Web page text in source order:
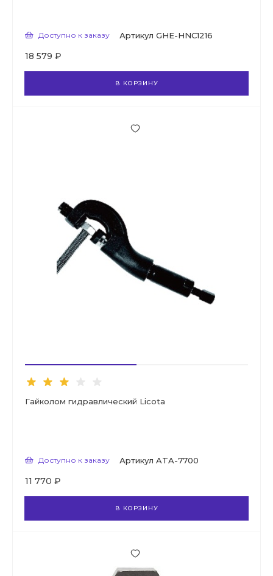
Доступно к заказу Артикул GHE-HNC1216
18 579 ₽
В КОРЗИНУ
Гайколом гидравлический Licota
Доступно к заказу Артикул ATA-7700
11 770 ₽
В КОРЗИНУ